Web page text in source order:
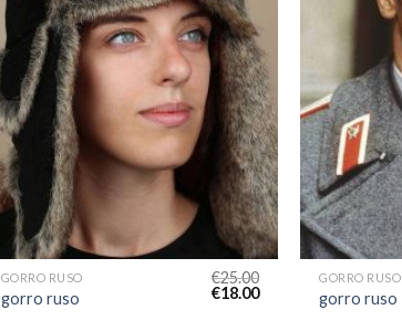
GORRO RUSO
gorro ruso
€25.00
€18.00
GORRO RUSO
gorro ruso